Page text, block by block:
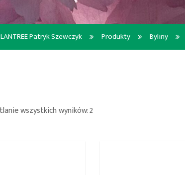
Patryk Szewczyk Produkty Byliny
wszystkich wyników: 2